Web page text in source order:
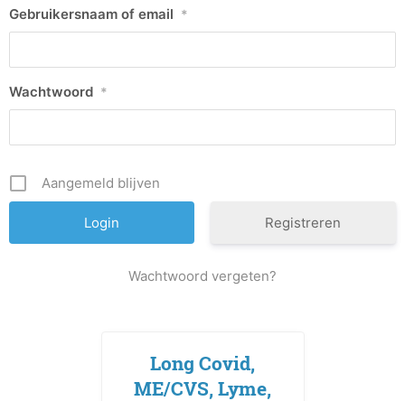
Gebruikersnaam of email *
Wachtwoord *
Aangemeld blijven
Registreren
Wachtwoord vergeten?
Long Covid,
ME/CVS, Lyme,